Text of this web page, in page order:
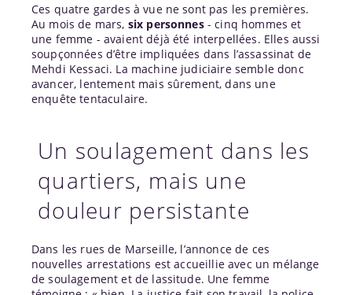
Ces quatre gardes à vue ne sont pas les premières.
Au mois de mars, six personnes- cinq hommes et
une femme - avaient déjà été interpellées. Elles aussi
soupçonnées d’être impliquées dans l’assassinat de
Mehdi Kessaci. La machine judiciaire semble donc
avancer, lentement mais sûrement, dans une
enquête tentaculaire.
Un soulagement dans les
quartiers, mais une
douleur persistante
Dans les rues de Marseille, l’annonce de ces
nouvelles arrestations est accueillie avec un mélange
de soulagement et de lassitude. Une femme